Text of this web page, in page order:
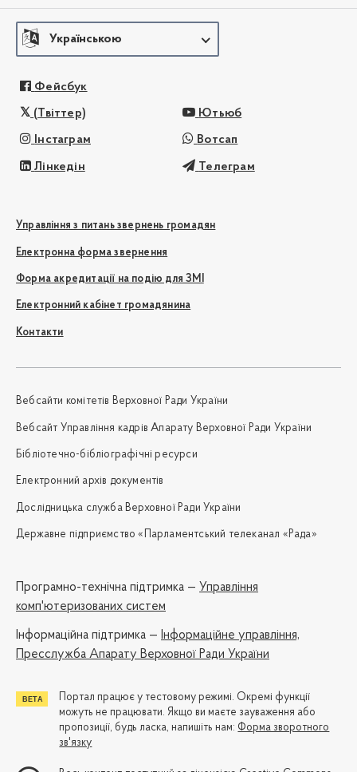
Українською
Фейсбук
(Твіттер) Ютьюб
Інстаграм Вотсап
Лінкедін Телеграм
Управління з питань звернень громадян
Електронна форма звернення
Форма акредитації на подію для ЗМІ
Електронний кабінет громадянина
Контакти
Вебсайти комітетів Верховної Ради України
Вебсайт Управління кадрів Апарату Верховної Ради України
Бібліотечно-бібліографічні ресурси
Електронний архів документів
Дослідницька служба Верховної Ради України
Державне підприємство «Парламентський телеканал «Рада»
Програмно-технічна підтримка — Управління
комп'ютеризованих систем
Iнформаційна підтримка — Інформаційне управління,
Пресслужба Апарату Верховної Ради України
Портал працює у тестовому режимі. Окремі функції
можуть не працювати. Якщо ви маєте зауваження або
пропозиції, будь ласка, напишіть нам: Форма зворотного
зв'язку